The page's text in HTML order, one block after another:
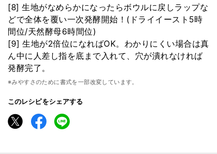
[8] 生地がなめらかになったらボウルに戻しラップな
どで全体を覆い一次発酵開始！(ドライイースト5時
間位/天然酵母6時間位)
[9] 生地が2倍位になればOK。わかりにくい場合は真
ん中に人差し指を底まで入れて、穴が潰れなければ
発酵完了。
※みやすさのために書式を一部改変しています。
このレシピをシェアする